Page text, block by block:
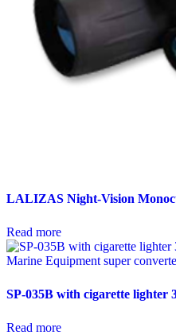
LALIZAS Night-Vision
Read more
SP-035B with cigarette lighter
Read more